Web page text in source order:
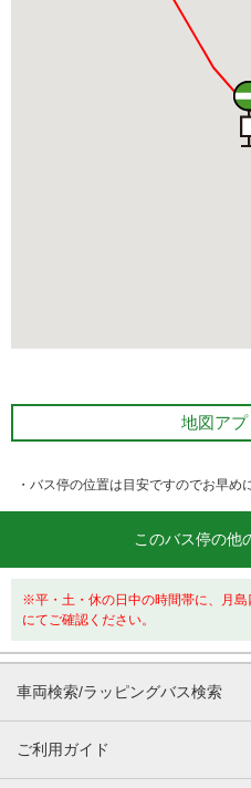
地図アプ
・バス停の位置は目安ですのでお早め
このバス停の他
※平・土・休の日中の時間帯に、月
にてご確認ください。
車両検索/ラッピングバス検索
ご利用ガイド